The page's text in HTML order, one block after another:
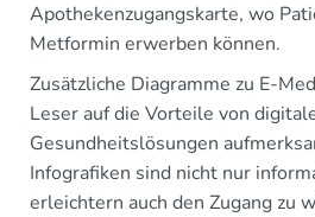
Apothekenzugangskarte, wo
Metformin erwerben können.
Zusätzliche Diagramme zu E-
Leser auf die Vorteile von
Gesundheitslösungen
Infografiken sind nicht nur
erleichtern auch den Zugang zu